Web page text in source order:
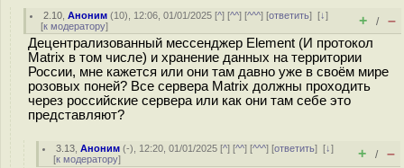
2.10 ,Аноним (10), 12:06, 01/01/2025 [^] [^^] [^^^] [ответить][↓]
[к модератору] + / –
Децентрализованный мессенджер Element (И протокол
Matrix в том числе) и хранение данных на территории
России, мне кажется или они там давно уже в своём мире
розовых поней? Все сервера Matrix должны проходить
через российские сервера или как они там себе это
представляют?
3.13 ,Аноним (-), 12:20, 01/01/2025 [^] [^^] [^^^] [ответить][↓]
[к модератору] + / –